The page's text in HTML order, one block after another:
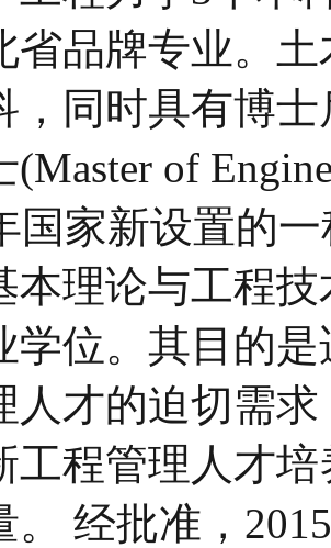
省品牌专业。
，同时具有博
of
国家新设置的
本理论与工程
学位。其目的
人才的迫切需
工程管理人才
。 经批准，